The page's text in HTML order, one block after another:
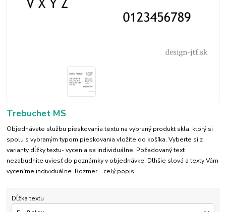
Trebuchet MS
Objednávate službu pieskovania textu na vybraný produkt skla, ktorý si
spolu s vybraným typom pieskovania vložíte do košíka. Vyberte si z
varianty dĺžky textu- vycenia sa individuálne. Požadovaný text
nezabudnite uviesť do poznámky v objednávke. Dlhšie slová a texty Vám
vyceníme individuálne. Rozmer... celý popis
Dĺžka textu